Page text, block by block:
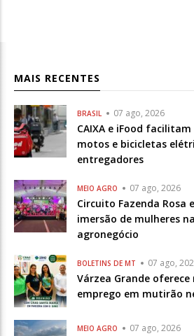
MAIS RECENTES
BRASIL 07 ago, 2026
CAIXA e iFood
motos e bicicletas
entregadores
MEIO AGRO 07 ago, 2026
Circuito Fazenda Rosa
imersão de mulheres
agronegócio
BOLETINS DE MT 07 ago,
Várzea Grande oferece
emprego em mutirão
MEIO AGRO 07 ago, 2026